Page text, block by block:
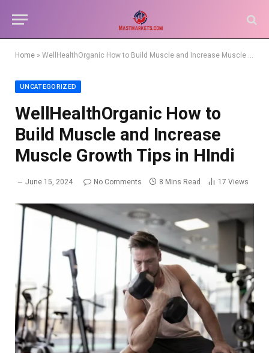
Home » WellHealthOrganic How to Build Muscle and Increase Muscle Growth Tips in HIndi
UNCATEGORIZED
WellHealthOrganic How to
Build Muscle and Increase
Muscle Growth Tips in HIndi
June 15, 2024 No Comments 8 Mins Read 17 Views